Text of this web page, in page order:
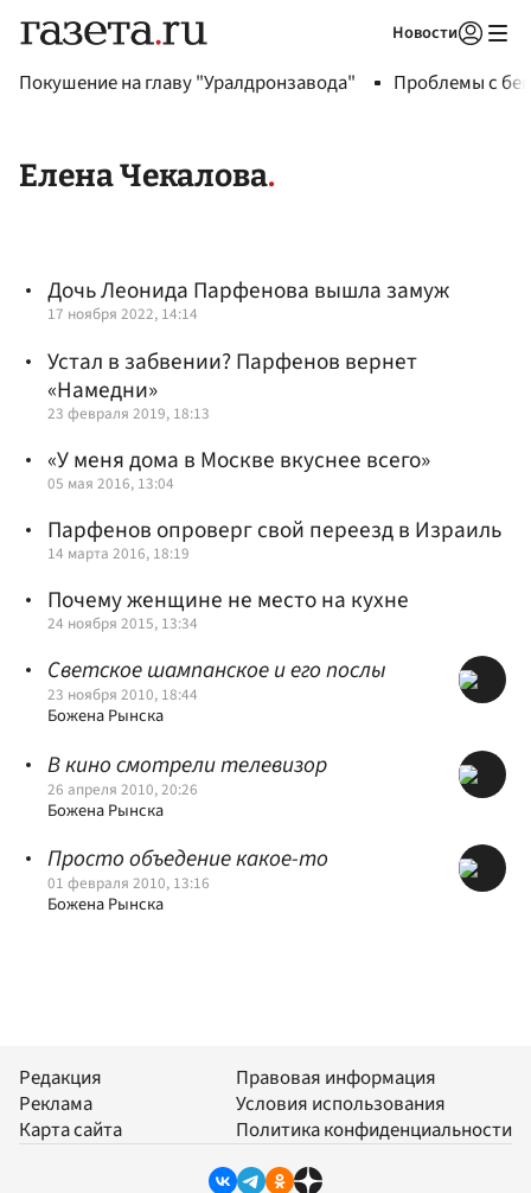
Новости
Покушение на главу "Уралдронзавода" Проблемы с
Елена Чекалова
Дочь Леонида Парфенова вышла замуж
17 ноября 2022, 14:14
Устал в забвении? Парфенов вернет
«Намедни»
23 февраля 2019, 18:13
«У меня дома в Москве вкуснее всего»
05 мая 2016, 13:04
Парфенов опроверг свой переезд в Израиль
14 марта 2016, 18:19
Почему женщине не место на кухне
24 ноября 2015, 13:34
Светское шампанское и его послы
23 ноября 2010, 18:44
Божена Рынска
В кино смотрели телевизор
26 апреля 2010, 20:26
Божена Рынска
Просто объедение какое-то
01 февраля 2010, 13:16
Божена Рынска
Редакция
Реклама
Карта сайта
Правовая информация
Условия использования
Политика конфиденциальности